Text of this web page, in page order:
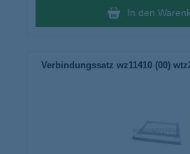
In den
Verbindungssatz wz11410 (00)